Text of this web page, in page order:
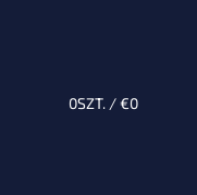
0SZT. /€0